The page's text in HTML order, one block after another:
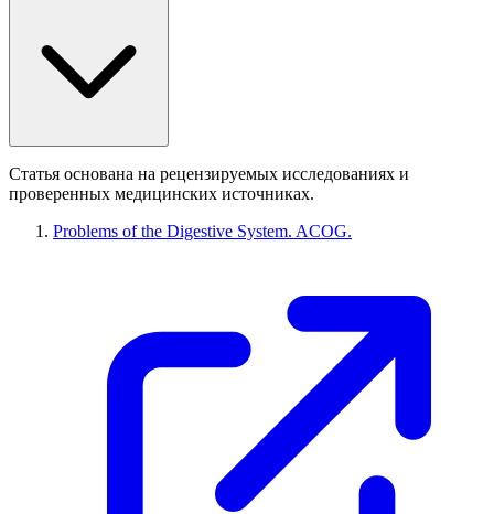
Статья основана на рецензируемых исследованиях и
проверенных медицинских источниках.
Problems of the Digestive System. ACOG.